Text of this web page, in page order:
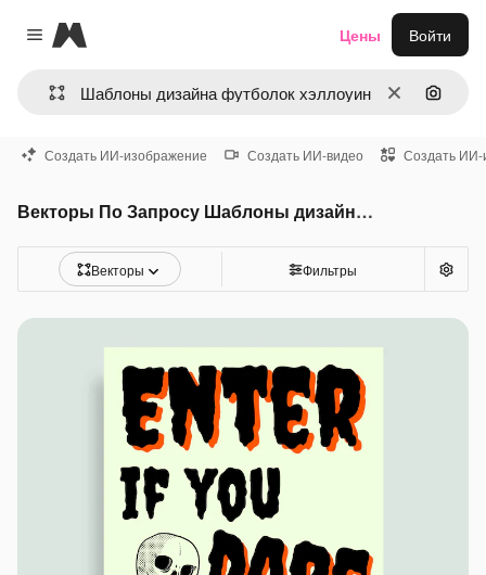
Close menu
Magnific
ОчиститьПоиск
Цены Войти
Создать ИИ-изображение Создать ИИ-видео Создать ИИ-
Векторы По Запросу Шаблоны дизайна футболок хэллоуин
Векторы Фильтры